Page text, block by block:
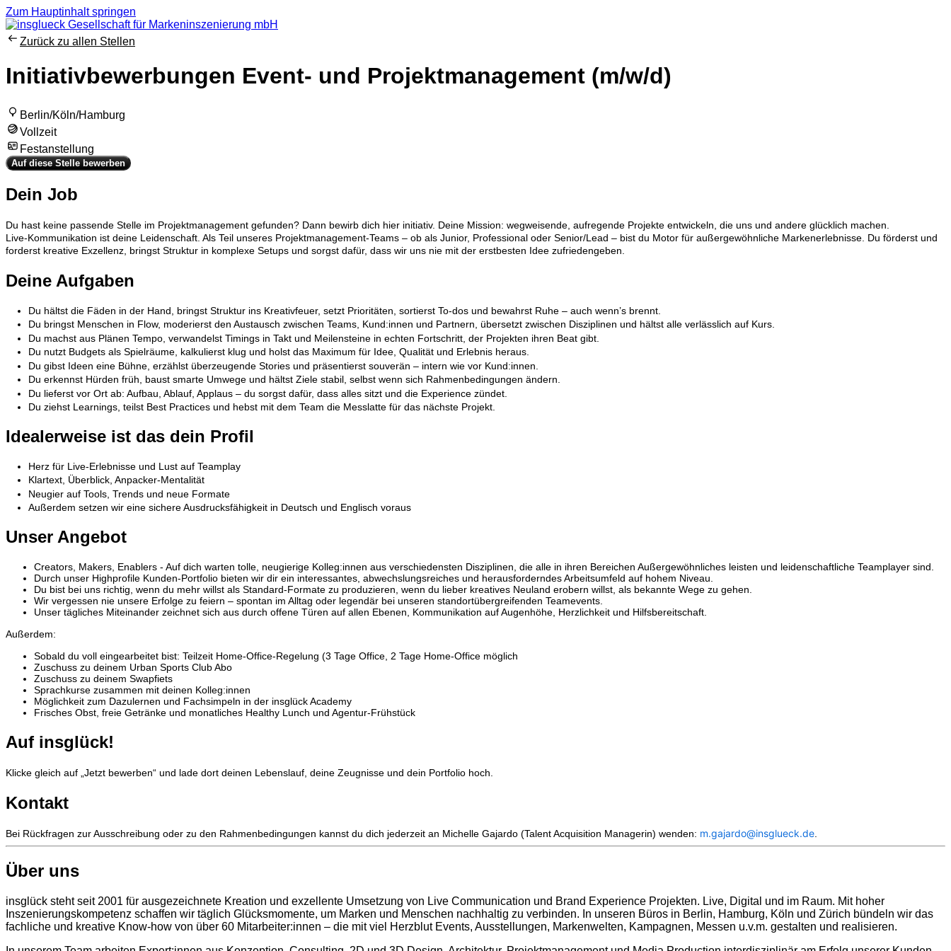
Zum Hauptinhalt springen
Zurück zu allen Stellen
Initiativbewerbungen Event- und Projektmanagement (m/w/d)
Berlin/Köln/Hamburg
Vollzeit
Festanstellung
Auf diese Stelle bewerben
Dein Job
Du hast keine passende Stelle im Projektmanagement gefunden? Dann bewirb dich hier initiativ. Deine Mission: wegweisende, aufregende Projekte entwickeln, die uns und andere glücklich machen.
Live‑Kommunikation ist deine Leidenschaft. Als Teil unseres Projektmanagement‑Teams – ob als Junior, Professional oder Senior/Lead – bist du Motor für außergewöhnliche Markenerlebnisse. Du förderst und
forderst kreative Exzellenz, bringst Struktur in komplexe Setups und sorgst dafür, dass wir uns nie mit der erstbesten Idee zufriedengeben.
Deine Aufgaben
Du hältst die Fäden in der Hand, bringst Struktur ins Kreativfeuer, setzt Prioritäten, sortierst To‑dos und bewahrst Ruhe – auch wenn’s brennt.
Du bringst Menschen in Flow, moderierst den Austausch zwischen Teams, Kund:innen und Partnern, übersetzt zwischen Disziplinen und hältst alle verlässlich auf Kurs.
Du machst aus Plänen Tempo, verwandelst Timings in Takt und Meilensteine in echten Fortschritt, der Projekten ihren Beat gibt.
Du nutzt Budgets als Spielräume, kalkulierst klug und holst das Maximum für Idee, Qualität und Erlebnis heraus.
Du gibst Ideen eine Bühne, erzählst überzeugende Stories und präsentierst souverän – intern wie vor Kund:innen.
Du erkennst Hürden früh, baust smarte Umwege und hältst Ziele stabil, selbst wenn sich Rahmenbedingungen ändern.
Du lieferst vor Ort ab: Aufbau, Ablauf, Applaus – du sorgst dafür, dass alles sitzt und die Experience zündet.
Du ziehst Learnings, teilst Best Practices und hebst mit dem Team die Messlatte für das nächste Projekt.
Idealerweise ist das dein Profil
Herz für Live‑Erlebnisse und Lust auf Teamplay
Klartext, Überblick, Anpacker‑Mentalität
Neugier auf Tools, Trends und neue Formate
Außerdem setzen wir eine sichere Ausdrucksfähigkeit in Deutsch und Englisch voraus
Unser Angebot
Creators, Makers, Enablers - Auf dich warten tolle, neugierige Kolleg:innen aus verschiedensten Disziplinen, die alle in ihren Bereichen Außergewöhnliches leisten und leidenschaftliche Teamplayer sind.
Durch unser Highprofile Kunden-Portfolio bieten wir dir ein interessantes, abwechslungsreiches und herausforderndes Arbeitsumfeld auf hohem Niveau.
Du bist bei uns richtig, wenn du mehr willst als Standard-Formate zu produzieren, wenn du lieber kreatives Neuland erobern willst, als bekannte Wege zu gehen.
Wir vergessen nie unsere Erfolge zu feiern – spontan im Alltag oder legendär bei unseren standortübergreifenden Teamevents.
Unser tägliches Miteinander zeichnet sich aus durch offene Türen auf allen Ebenen, Kommunikation auf Augenhöhe, Herzlichkeit und Hilfsbereitschaft.
Außerdem:
Sobald du voll eingearbeitet bist: Teilzeit Home-Office-Regelung (3 Tage Office, 2 Tage Home-Office möglich
Zuschuss zu deinem Urban Sports Club Abo
Zuschuss zu deinem Swapfiets
Sprachkurse zusammen mit deinen Kolleg:innen
Möglichkeit zum Dazulernen und Fachsimpeln in der insglück Academy
Frisches Obst, freie Getränke und monatliches Healthy Lunch und Agentur-Frühstück
Auf insglück!
Klicke gleich auf „Jetzt bewerben“ und lade dort deinen Lebenslauf, deine Zeugnisse und dein Portfolio hoch.
Kontakt
Bei Rückfragen zur Ausschreibung oder zu den Rahmenbedingungen kannst du dich jederzeit an Michelle Gajardo (Talent Acquisition Managerin) wenden: m.gajardo@insglueck.de
Über uns
insglück steht seit 2001 für ausgezeichnete Kreation und exzellente Umsetzung von Live Communication und Brand Experience Projekten. Live, Digital und im Raum. Mit hoher
Inszenierungskompetenz schaffen wir täglich Glücksmomente, um Marken und Menschen nachhaltig zu verbinden. In unseren Büros in Berlin, Hamburg, Köln und Zürich bündeln wir das
fachliche und kreative Know-how von über 60 Mitarbeiter:innen – die mit viel Herzblut Events, Ausstellungen, Markenwelten, Kampagnen, Messen u.v.m. gestalten und realisieren.